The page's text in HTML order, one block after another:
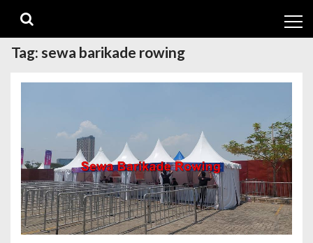
navigation
content
Tag:sewa barikade rowing